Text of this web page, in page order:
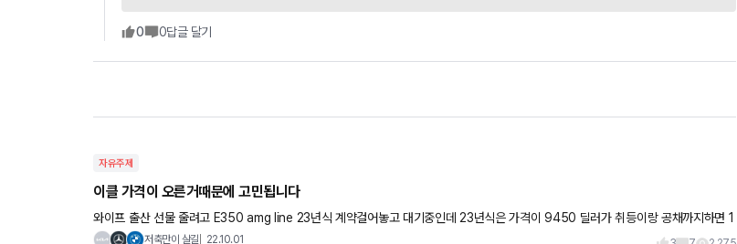
0 0답글 달기
자유주제
이클 가격이 오른거때문에 고민됩니다
와이프 출산 선물 줄려고 E350 amg line 23년식 계약걸어놓고 대기중인데 23년식은 가격이 9450 딜러가 취등이랑 공채까지하면 1
억200은 잡아야된다하더라구요 현금 5천 나머지 카드할
저축만이 살길 22.10.01